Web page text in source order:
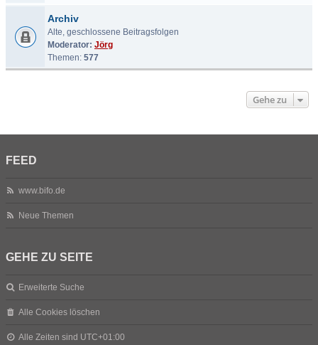
Archiv
Alte, geschlossene Beitragsfolgen
Moderator: Jörg
Themen: 577
Gehe zu
FEED
www.bifo.de
Neue Themen
GEHE ZU SEITE
Erweiterte Suche
Alle Cookies löschen
Alle Zeiten sind UTC+01:00